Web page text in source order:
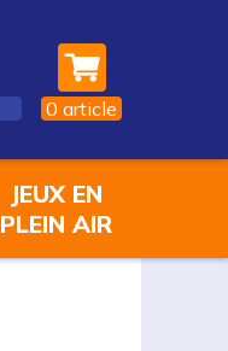
0 article
JEUX EN
PLEIN AIR